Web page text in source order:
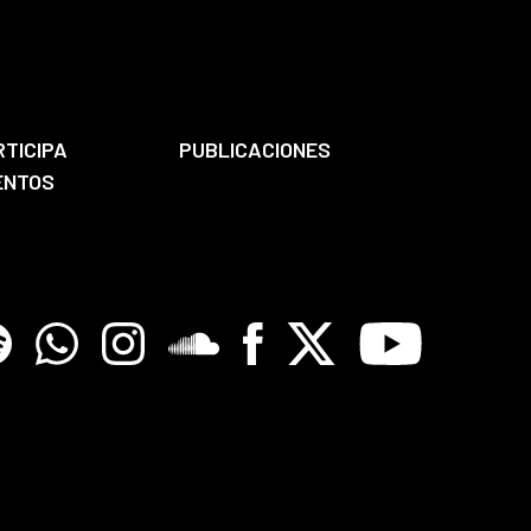
PUBLICACIONES
WhatsappInstagramSoundcloreFacebook
X Youtube